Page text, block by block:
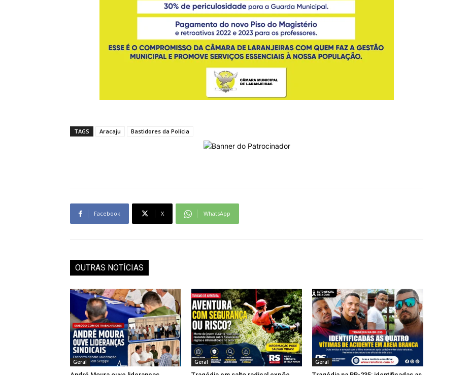
TAGS Aracaju Bastidores da Polícia
Facebook X WhatsApp
OUTRAS NOTÍCIAS
Geral Geral Geral